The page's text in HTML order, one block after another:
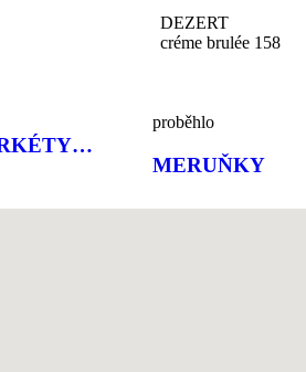
DEZERT
créme brulée 158
proběhlo
MERUŇKY